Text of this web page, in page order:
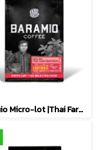
Baramio Micro-lot |Thai Farm เมล็ดกาแฟคั่ว รุ่น TUA CHANGAROON 200g. (Arabica100%)